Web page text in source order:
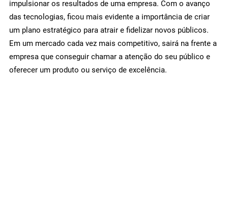
impulsionar os resultados de uma empresa. Com o avanço
das tecnologias, ficou mais evidente a importância de criar
um plano estratégico para atrair e fidelizar novos públicos.
Em um mercado cada vez mais competitivo, sairá na frente a
empresa que conseguir chamar a atenção do seu público e
oferecer um produto ou serviço de excelência.